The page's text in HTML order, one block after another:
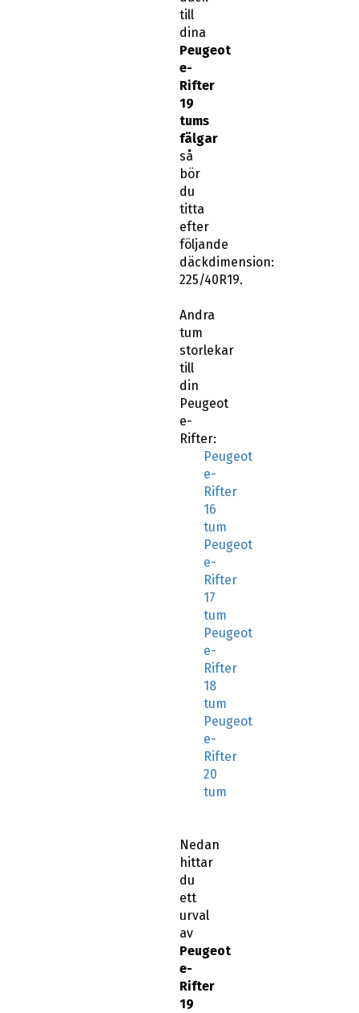
till
dina
Peugeot
e-
Rifter
19
tums
fälgar
så
bör
du
titta
efter
följande
däckdimension:
225/40R19.
Andra
tum
storlekar
till
din
Peugeot
e-
Rifter:
Peugeot
e-
Rifter
16
tum
Peugeot
e-
Rifter
17
tum
Peugeot
e-
Rifter
18
tum
Peugeot
e-
Rifter
20
tum
Nedan
hittar
du
ett
urval
av
Peugeot
e-
Rifter
19